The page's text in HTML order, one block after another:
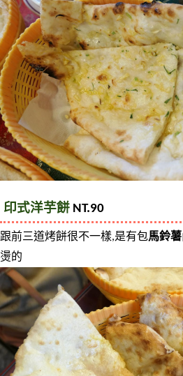
印式洋芋餅 NT.90
跟前三道烤餅很不一樣,是有包馬鈴薯
燙的